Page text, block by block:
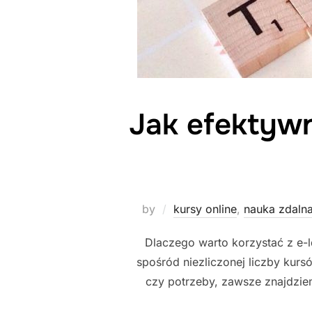
Jak
by kursy online, nauka zdalna
Dlaczego warto korzystać z e-
spośród niezliczonej liczby
czy potrzeby, zawsze